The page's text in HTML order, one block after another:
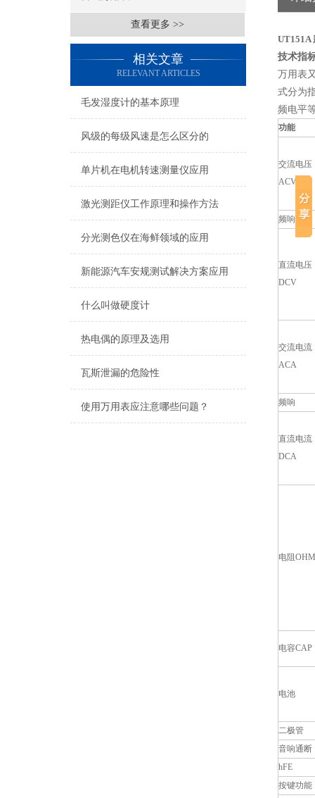
查看更多 >>
相关文章
RELEVANT ARTICLES
毛发湿度计的基本原理
风级的每级风速是怎么区分的
单片机在电机转速测量仪应用
激光测距仪工作原理和操作方法
分光测色仪在海鲜领域的应用
新能源汽车安规测试解决方案应用
什么叫做硬度计
热电偶的原理及选用
瓦斯泄漏的危险性
使用万用表应注意哪些问题？
UT151A
技术指
万用表
式分为
频电平
功能
交流电压
ACV
频响
直流电压
DCV
交流电流
ACA
频响
直流电流
DCA
电阻OHM
电容CAP
电池
二极管
音响通断
hFE
按键功能